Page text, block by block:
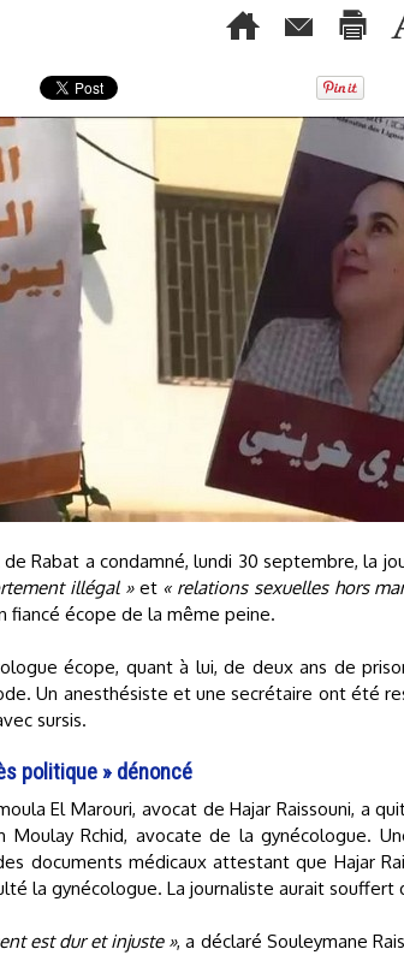
Rabat a condamné, lundi 30 septembre, la
illégal »et « relations sexuelles hors
fiancé écope de la même peine.
écope, quant à lui, de deux ans de
Un anesthésiste et une secrétaire ont été
sursis.
politique » dénoncé
El Marouri, avocat de Hajar Raissouni, a
Moulay Rchid, avocate de la gynécologue.
documents médicaux attestant que Hajar
la gynécologue. La journaliste aurait souffert
est dur et injuste », a déclaré Souleymane